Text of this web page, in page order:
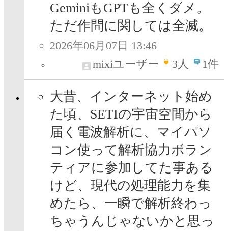
GeminiもGPTも全くダメ。
ただ作問に関しては全滅。
2026年06月07日 13:46
mixiユーザー
3人 1件
大昔、インターネット始め
た頃、SETIの宇宙空間から
届く電波解析に、マイパソ
コン使って解析協力ボラン
ティアに参加してた事ある
けど、現代の処理能力を集
めたら、一瞬で解析終わっ
ちゃうんじゃないかと思っ